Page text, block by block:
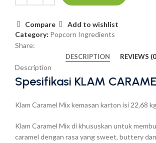
Compare
Add to wishlist
Category: Popcorn Ingredients
Share:
DESCRIPTION REVIEWS
Description
Spesifikasi KLAM
Klam Caramel Mix kemasan karton isi 22,68
Klam Caramel Mix di khususkan untuk
caramel dengan rasa yang sweet, buttery